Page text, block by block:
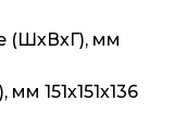
(ШхВхГ), мм
151х151х136